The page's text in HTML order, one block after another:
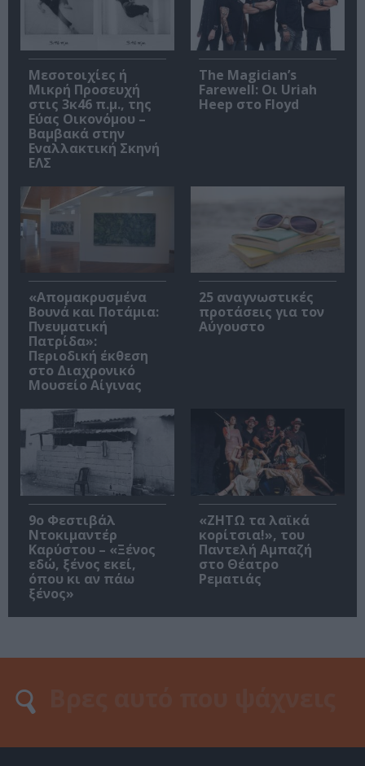
Μεσοτοιχίες ή
Μικρή Προσευχή
στις 3κ46 π.μ., της
Εύας Οικονόμου –
Βαμβακά στην
Εναλλακτική Σκηνή
ΕΛΣ
The Magician’s
Farewell: Οι Uriah
Heep στο Floyd
«Απομακρυσμένα
Βουνά και Ποτάμια:
Πνευματική
Πατρίδα»:
Περιοδική έκθεση
στο Διαχρονικό
Μουσείο Αίγινας
25 αναγνωστικές
προτάσεις για τον
Αύγουστο
9ο Φεστιβάλ
Ντοκιμαντέρ
Καρύστου – «Ξένος
εδώ, ξένος εκεί,
όπου κι αν πάω
ξένος»
«ΖΗΤΩ τα λαϊκά
κορίτσια!», του
Παντελή Αμπαζή
στο Θέατρο
Ρεματιάς